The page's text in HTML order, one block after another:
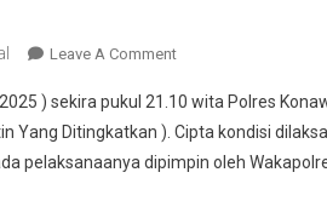
Leave A CommentOn
Gangguan
Kamtibmas
Akhir
) sekira pukul 21.10 wita Polres
Yang Ditingkatkan ). Cipta kondisi
pelaksanaanya dipimpin oleh